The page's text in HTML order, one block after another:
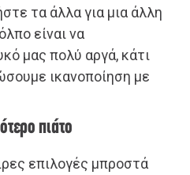
τα άλλα για μια άλλη
είναι να
μας πολύ αργά, κάτι
ικανοποίηση με
πιάτο
επιλογές μπροστά